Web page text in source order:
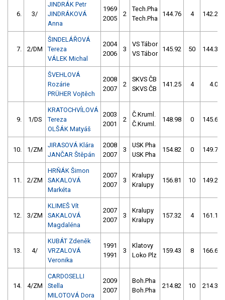
6. 3/
JINDRÁK Petr
JINDRÁKOVÁ
Anna
1969
2005
2
Tech.Pha
Tech.Pha
144.76 4 142.25
7. 2/DM
ŠINDELÁŘOVÁ
Tereza
VÁLEK Michal
2004
2006
3
VS Tábor
VS Tábor
145.92 50 144.32
ŠVEHLOVÁ
Rozárie
PRÜHER Vojtěch
2008
2007
2
SKVS ČB
SKVS ČB
141.25 4 4.00
9. 1/DS
KRATOCHVÍLOVÁ
Tereza
OLŠÁK Matyáš
2003
2001
2
Č.Kruml.
Č.Kruml.
148.98 0 145.62
10. 1/ZM
JIRASOVÁ Klára
JANČAR Štěpán
2008
2007
3
USK Pha
USK Pha
154.82 0 149.79
11. 2/ZM
HRŇÁK Šimon
SAKALOVÁ
Markéta
2007
2007
3
Kralupy
Kralupy
156.81 10 149.21
12. 3/ZM
KLIMEŠ Vít
SAKALOVÁ
Magdaléna
2007
2007
3
Kralupy
Kralupy
157.32 4 161.10
13. 4/
KUBÁT Zdeněk
VRZALOVÁ
Veronika
1991
1991
3
Klatovy
Loko Plz
159.43 8 166.65
14. 4/ZM
CARDOSELLI
Stella
MILOTOVÁ Dora
2009
2007
Boh.Pha
Boh.Pha
214.82 10 214.31